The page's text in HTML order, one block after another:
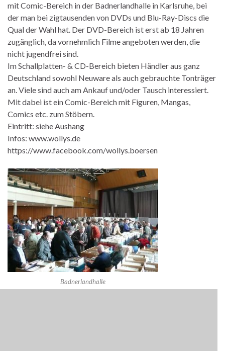
mit Comic-Bereich in der Badnerlandhalle in Karlsruhe, bei
der man bei zigtausenden von DVDs und Blu-Ray-Discs die
Qual der Wahl hat. Der DVD-Bereich ist erst ab 18 Jahren
zugänglich, da vornehmlich Filme angeboten werden, die
nicht jugendfrei sind.
Im Schallplatten- & CD-Bereich bieten Händler aus ganz
Deutschland sowohl Neuware als auch gebrauchte Tonträger
an. Viele sind auch am Ankauf und/oder Tausch interessiert.
Mit dabei ist ein Comic-Bereich mit Figuren, Mangas,
Comics etc. zum Stöbern.
Eintritt: siehe Aushang
Infos: www.wollys.de
https://www.facebook.com/wollys.boersen
Badnerlandhalle